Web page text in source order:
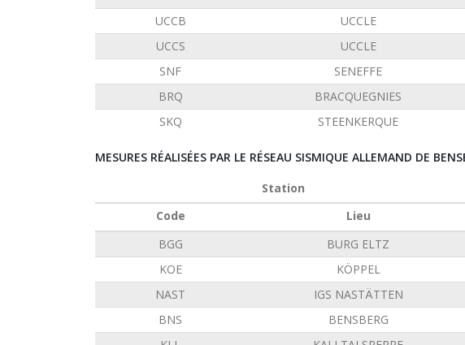
UCCB
UCCLE
UCCS
UCCLE
SNF
SENEFFE
BRQ
BRACQUEGNIES
SKQ
STEENKERQUE
MESURES RÉALISÉES PAR LE RÉSEAU SISMIQUE ALLEMAND DE
Station
Code
Lieu
BGG
BURG ELTZ
KOE
KÖPPEL
NAST
IGS NASTÄTTEN
BNS
BENSBERG